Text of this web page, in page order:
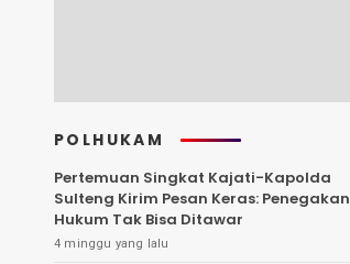
POLHUKAM
Pertemuan Singkat Kajati-Kapolda
Sulteng Kirim Pesan Keras: Penegakan
Hukum Tak Bisa Ditawar
4 minggu yang lalu